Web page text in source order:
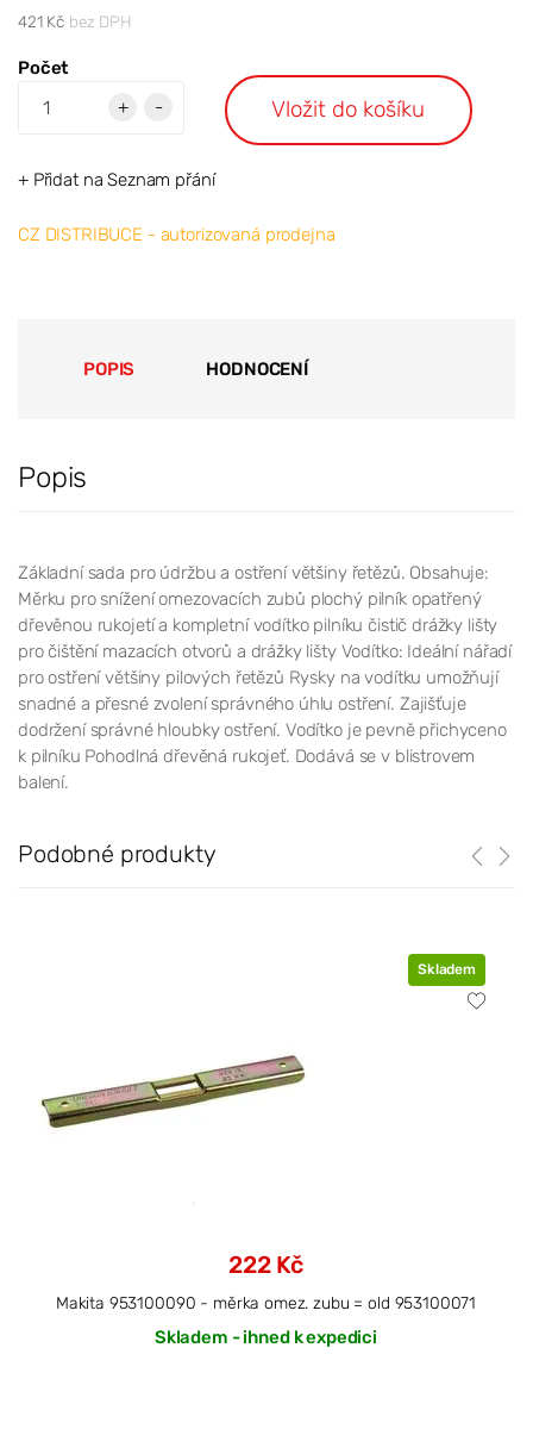
421 Kč bez DPH
Počet
+
- Vložit do košíku
+ Přidat na Seznam přání
CZ DISTRIBUCE - autorizovaná prodejna
POPIS HODNOCENÍ
Popis
Základní sada pro údržbu a ostření většiny řetězů. Obsahuje:
Měrku pro snížení omezovacích zubů plochý pilník opatřený
dřevěnou rukojetí a kompletní vodítko pilníku čistič drážky lišty
pro čištění mazacích otvorů a drážky lišty Vodítko: Ideální nářadí
pro ostření většiny pilových řetězů Rysky na vodítku umožňují
snadné a přesné zvolení správného úhlu ostření. Zajišťuje
dodržení správné hloubky ostření. Vodítko je pevně přichyceno
k pilníku Pohodlná dřevěná rukojeť. Dodává se v blistrovem
balení.
Podobné produkty
Skladem
222 Kč
Makita 953100090 - měrka omez. zubu = old 953100071
Skladem - ihned k expedici